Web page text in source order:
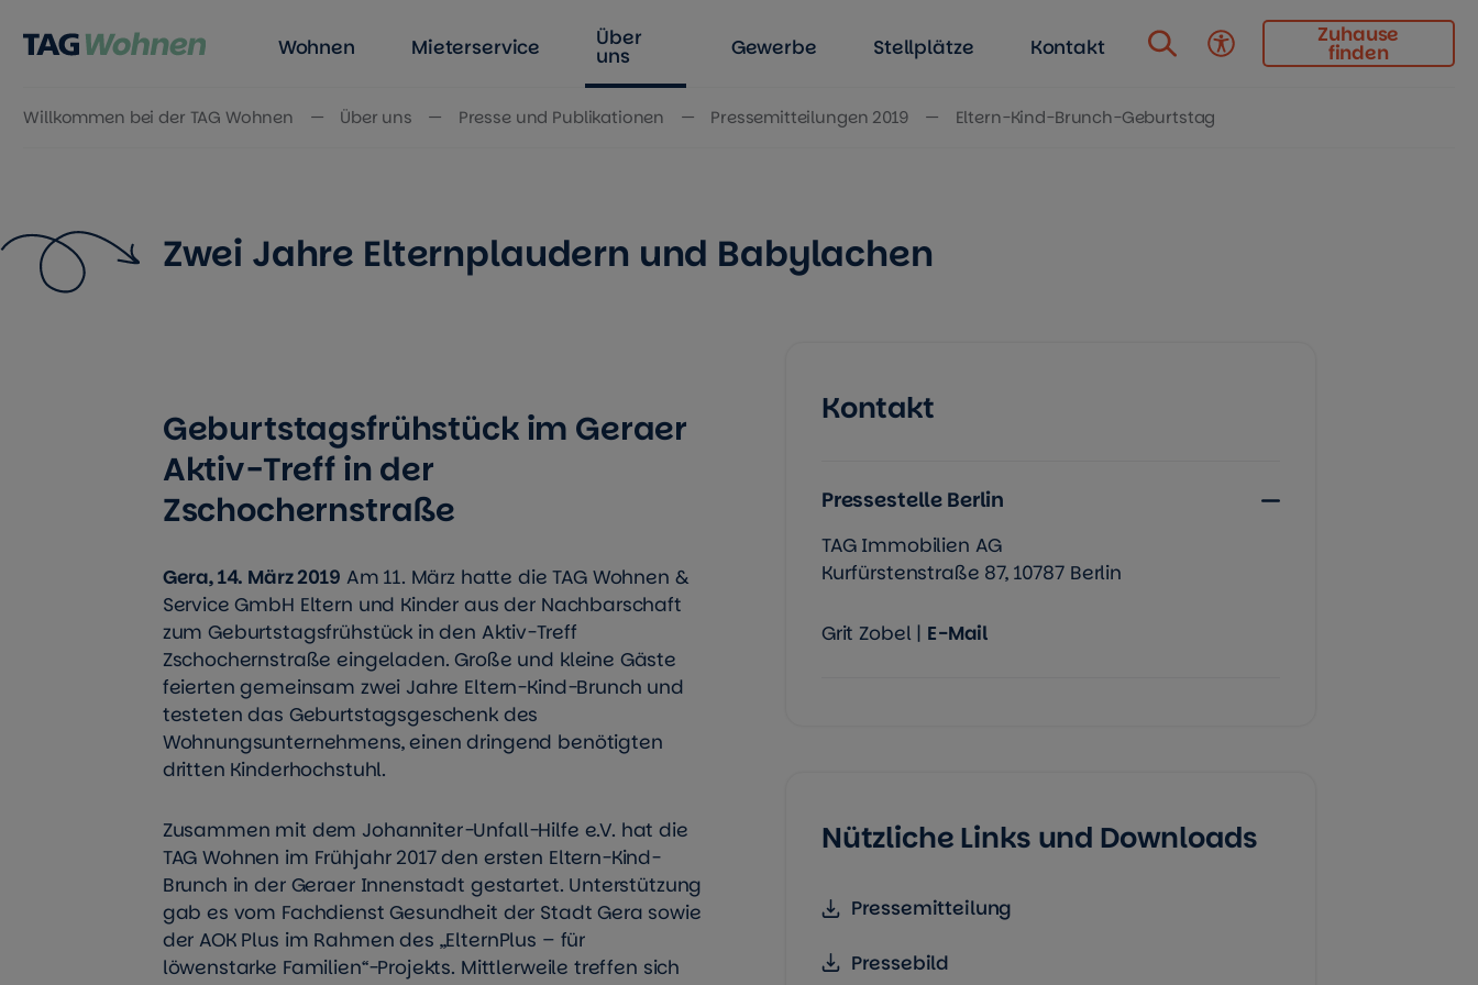
Zum Inhalt springen
Wohnen Mieterservice Über
uns Gewerbe Stellplätze Kontakt Barrierefreiheit
Zuhause
finden
Willkommen bei der TAG Wohnen Über uns Presse und Publikationen Pressemitteilungen 2019 Eltern-Kind-Brunch-Geburtstag
Zwei Jahre Elternplaudern und Babylachen
Geburtstagsfrühstück im Geraer
Aktiv-Treff in der
Zschochernstraße
Gera, 14. März 2019 Am 11. März hatte die TAG Wohnen &
Service GmbH Eltern und Kinder aus der Nachbarschaft
zum Geburtstagsfrühstück in den Aktiv-Treff
Zschochernstraße eingeladen. Große und kleine Gäste
feierten gemeinsam zwei Jahre Eltern-Kind-Brunch und
testeten das Geburtstagsgeschenk des
Wohnungsunternehmens, einen dringend benötigten
dritten Kinderhochstuhl.
Zusammen mit dem Johanniter-Unfall-Hilfe e.V. hat die
TAG Wohnen im Frühjahr 2017 den ersten Eltern-Kind-
Brunch in der Geraer Innenstadt gestartet. Unterstützung
gab es vom Fachdienst Gesundheit der Stadt Gera sowie
der AOK Plus im Rahmen des „ElternPlus – für
löwenstarke Familien“-Projekts. Mittlerweile treffen sich
Kontakt
Pressestelle Berlin
TAG Immobilien AG
Kurfürstenstraße 87, 10787 Berlin
Grit Zobel | E-Mail
Nützliche Links und Downloads
Pressemitteilung
Pressebild